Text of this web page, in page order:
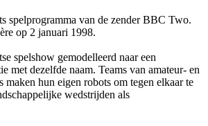
spelprogramma van de zender BBC Two.
op 2 januari 1998.
spelshow gemodelleerd naar een
met dezelfde naam. Teams van amateur- en
maken hun eigen robots om tegen elkaar te
wedstrijden als